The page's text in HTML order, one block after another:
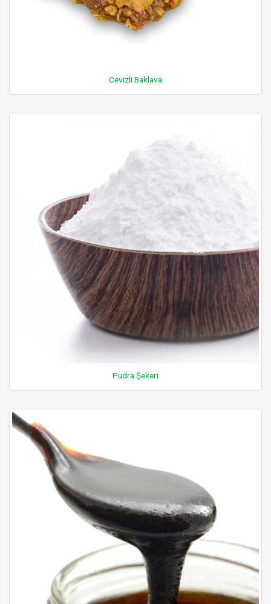
Cevizli Baklava
Pudra Şekeri